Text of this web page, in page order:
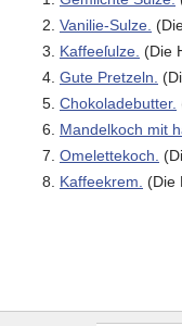
Vanilie-Sulze.
Kaffeeſulze. (Die
Gute Pretzeln.
Chokoladebutter.
Mandelkoch mit
Omelettekoch.
Kaffeekrem.
(Die